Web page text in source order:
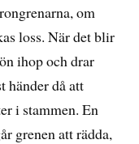
om
loss. När det blir
ihop och drar
händer då att
i stammen. En
grenen att rädda,